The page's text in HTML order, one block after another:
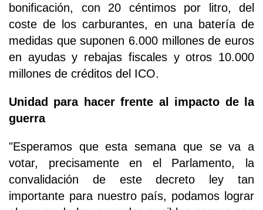
bonificación, con 20 céntimos por litro, del
coste de los carburantes, en una batería de
medidas que suponen 6.000 millones de euros
en ayudas y rebajas fiscales y otros 10.000
millones de créditos del ICO.
Unidad para hacer frente al impacto de la
guerra
"Esperamos que esta semana que se va a
votar, precisamente en el Parlamento, la
convalidación de este decreto ley tan
importante para nuestro país, podamos lograr